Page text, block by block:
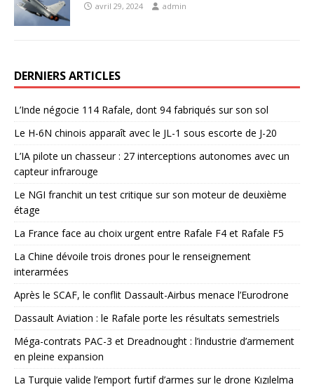
avril 29, 2024 admin
DERNIERS ARTICLES
L’Inde négocie 114 Rafale, dont 94 fabriqués sur son sol
Le H-6N chinois apparaît avec le JL-1 sous escorte de J-20
L’IA pilote un chasseur : 27 interceptions autonomes avec un
capteur infrarouge
Le NGI franchit un test critique sur son moteur de deuxième
étage
La France face au choix urgent entre Rafale F4 et Rafale F5
La Chine dévoile trois drones pour le renseignement
interarmées
Après le SCAF, le conflit Dassault-Airbus menace l’Eurodrone
Dassault Aviation : le Rafale porte les résultats semestriels
Méga-contrats PAC-3 et Dreadnought : l’industrie d’armement
en pleine expansion
La Turquie valide l’emport furtif d’armes sur le drone Kızılelma